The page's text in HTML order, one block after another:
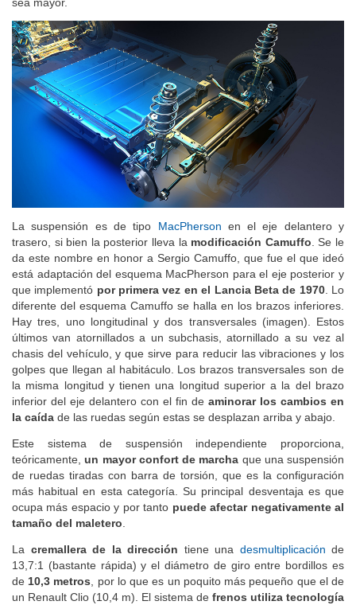
La suspensión es de tipo MacPherson en el eje delantero y
trasero, si bien la posterior lleva la modificación Camuffo. Se le
da este nombre en honor a Sergio Camuffo, que fue el que ideó
está adaptación del esquema MacPherson para el eje posterior y
que implementó por primera vez en el Lancia Beta de 1970. Lo
diferente del esquema Camuffo se halla en los brazos inferiores.
Hay tres, uno longitudinal y dos transversales (imagen). Estos
últimos van atornillados a un subchasis, atornillado a su vez al
chasis del vehículo, y que sirve para reducir las vibraciones y los
golpes que llegan al habitáculo. Los brazos transversales son de
la misma longitud y tienen una longitud superior a la del brazo
inferior del eje delantero con el fin de aminorar los cambios en
la caída de las ruedas según estas se desplazan arriba y abajo.
Este sistema de suspensión independiente proporciona,
teóricamente,un mayor confort de marcha que una suspensión
de ruedas tiradas con barra de torsión, que es la configuración
más habitual en esta categoría. Su principal desventaja es que
ocupa más espacio y por tanto puede afectar negativamente al
tamaño del maletero.
La cremallera de la dirección tiene una desmultiplicación de
13,7:1 (bastante rápida) y el diámetro de giro entre bordillos es
de10,3 metros, por lo que es un poquito más pequeño que el de
un Renault Clio (10,4 m). El sistema de frenos utiliza tecnología